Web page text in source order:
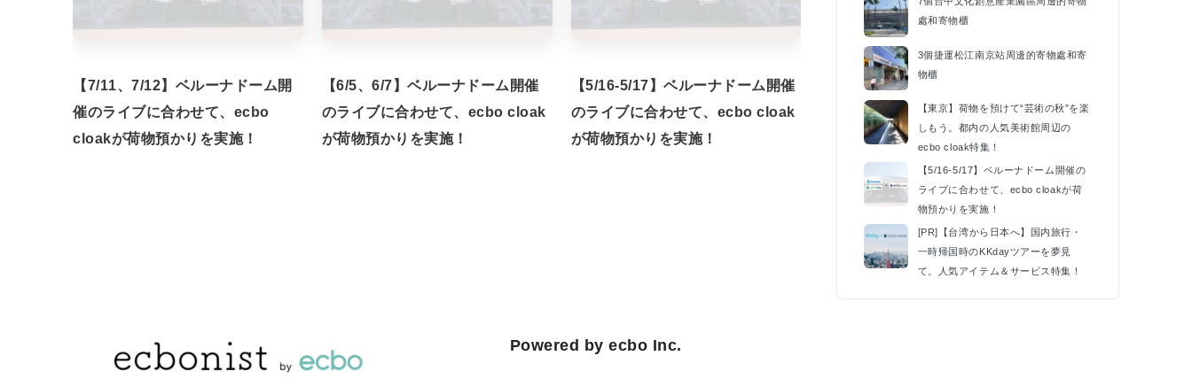
【7/11、7/12】ベルーナドーム開
催のライブに合わせて、ecbo
cloakが荷物預かりを実施！
【6/5、6/7】ベルーナドーム開催
のライブに合わせて、ecbo cloak
が荷物預かりを実施！
【5/16-5/17】ベルーナドーム開催
のライブに合わせて、ecbo cloak
が荷物預かりを実施！
處和寄物櫃
3個捷運松江南京站周邊的寄物處和寄
物櫃
【東京】荷物を預けて“芸術の秋”を楽
しもう。都内の人気美術館周辺の
ecbo cloak特集！
【5/16-5/17】ベルーナドーム開催の
ライブに合わせて、ecbo cloakが荷
物預かりを実施！
[PR]【台湾から日本へ】国内旅行・
一時帰国時のKKdayツアーを夢見
て。人気アイテム＆サービス特集！
Powered by ecbo Inc.